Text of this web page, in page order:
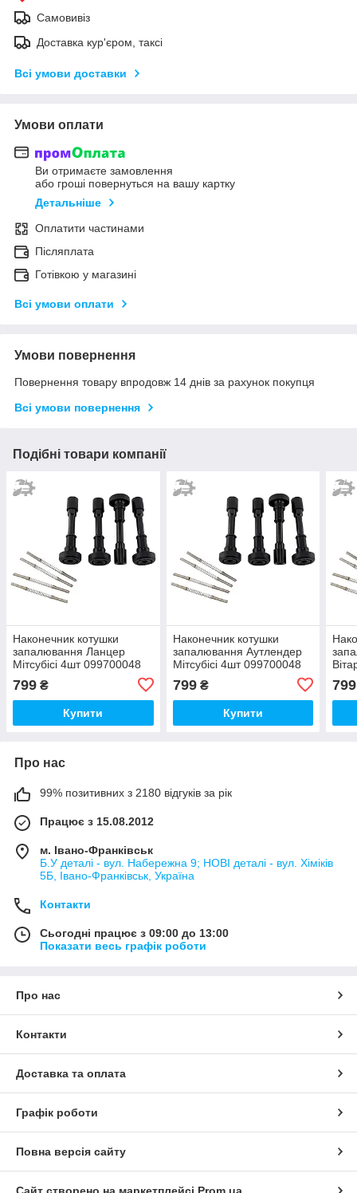
Самовивіз
Доставка кур'єром, таксі
Всі умови доставки
Умови оплати
Ви отримаєте замовлення
або гроші повернуться на вашу картку
Детальніше
Оплатити частинами
Післяплата
Готівкою у магазині
Всі умови оплати
Умови повернення
Повернення товару впродовж 14 днів за рахунок покупця
Всі умови повернення
Подібні товари компанії
Наконечник котушки
запалювання Ланцер
Мітсубісі 4шт 099700048
MD361710 UF280
799 ₴
Купити
Наконечник котушки
запалювання Аутлендер
Мітсубісі 4шт 099700048
MD361710 UF280
799₴
Купити
799
Про нас
99% позитивних з 2180 відгуків за рік
Працює з 15.08.2012
м. Івано-Франківськ
Б.У деталі - вул. Набережна 9; НОВІ деталі - вул. Хіміків
5Б, Івано-Франківськ, Україна
Контакти
Сьогодні працює з 09:00 до 13:00
Показати весь графік роботи
Про нас
Контакти
Доставка та оплата
Графік роботи
Повна версія сайту